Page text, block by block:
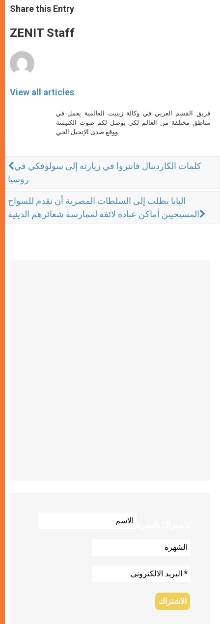
t
s
p
p
s
e
g
e
e
b
o
k
Share this Entry
ZENIT Staff
View all articles
فريق القسم العربي في وكالة زينيت العالمية يعمل في
مناطق مختلفة من العالم لكي يوصل لكم صوت الكنيسة
ووقع صدى الإنجيل الحي.
كلمات الكاردينال فانتروا في زيارته إلى سولوفكي في
روسيا
البابا يطلب إلى السلطات المصرية أن تقدم للسواح
المسيحيين أماكن عبادة لائقة لممارسة شعائرهم الدينية